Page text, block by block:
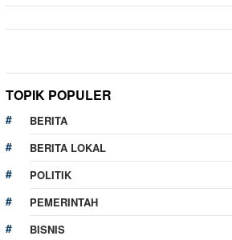
TOPIK POPULER
BERITA
BERITA LOKAL
POLITIK
PEMERINTAH
BISNIS